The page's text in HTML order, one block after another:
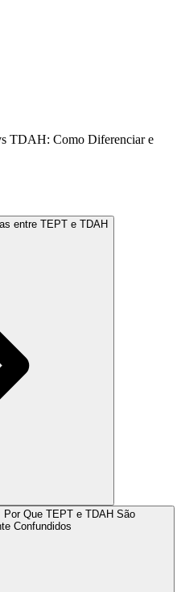
TDAH: Como Diferenciar e
entre TEPT e TDAH
Que TEPT e TDAH São
Confundidos